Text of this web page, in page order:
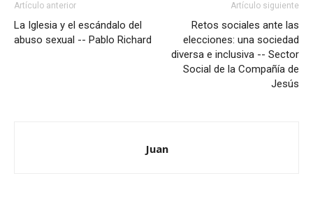
Artículo anterior
La Iglesia y el escándalo del
abuso sexual -- Pablo Richard
Artículo siguiente
Retos sociales ante las
elecciones: una sociedad
diversa e inclusiva -- Sector
Social de la Compañía de
Jesús
Juan